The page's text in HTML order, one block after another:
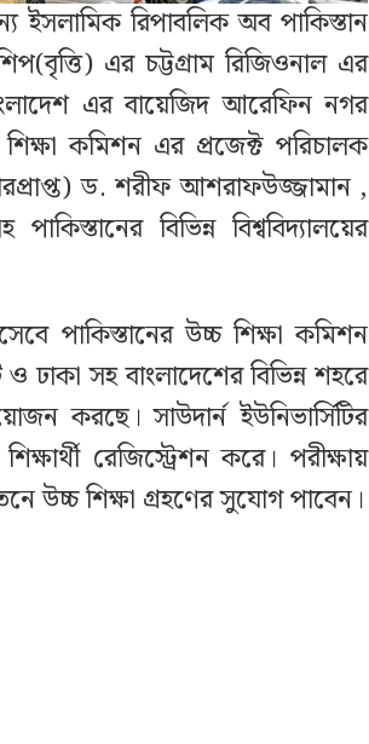
ইসলামিক রিপাবলিক অব পাকিস্তান
এর চট্টগ্রাম রিজিওনাল এর
এর বায়েজিদ আরেফিন নগর
কমিশন এর প্রজেক্ট পরিচালক
ড. শরীফ আশরাফউজ্জামান ,
বিভিন্ন বিশ্ববিদ্যালয়ের
পাকিস্তানের উচ্চ শিক্ষা কমিশন
ঢাকা সহ বাংলাদেশের বিভিন্ন শহরে
করছে। সাউদার্ন ইউনিভার্সিটির
রেজিস্ট্রেশন করে। পরীক্ষায়
উচ্চ শিক্ষা গ্রহণের সুযোগ পাবেন।